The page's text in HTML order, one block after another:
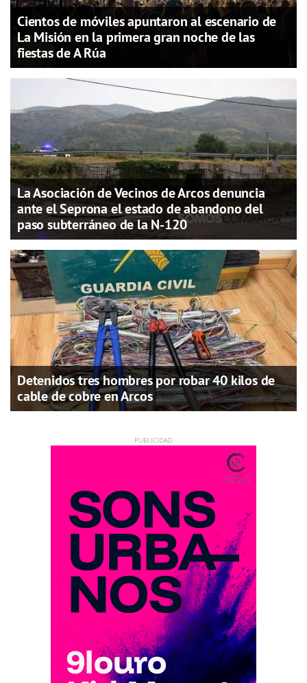
Cientos de móviles apuntaron al escenario de
La Misión en la primera gran noche de las
fiestas de A Rúa
La Asociación de Vecinos de Arcos denuncia
ante el Seprona el estado de abandono del
paso subterráneo de la N-120
Detenidos tres hombres por robar 40 kilos de
cable de cobre en Arcos